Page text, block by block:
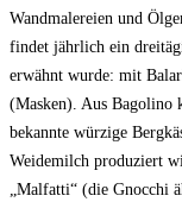
Wandmalereien und
findet jährlich ein
erwähnt wurde: mit
(Masken). Aus Bagolino
bekannte würzige
Weidemilch produziert
„Malfatti“ (die Gnocchi